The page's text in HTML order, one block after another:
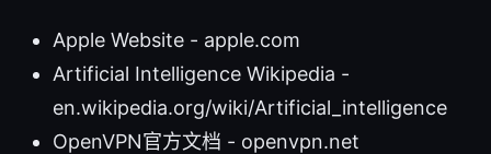
Apple Website - apple.com
Artificial Intelligence Wikipedia -
en.wikipedia.org/wiki/Artificial_intelligence
OpenVPN官方文档 - openvpn.net